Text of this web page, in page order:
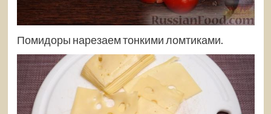
Помидоры нарезаем тонкими ломтиками.